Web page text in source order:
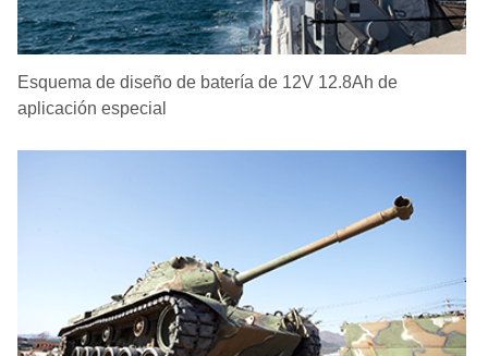
Esquema de diseño de batería de 12V 12.8Ah de
aplicación especial